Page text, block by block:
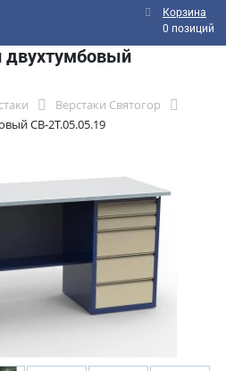
Корзина
0 позиций
двухтумбовый
Верстаки Святогор
СВ-2Т.05.05.19